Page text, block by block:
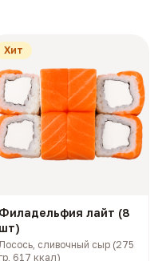
Хит
Филадельфия лайт (8
шт)
сливочный сыр (275
гр, 617 ккал)